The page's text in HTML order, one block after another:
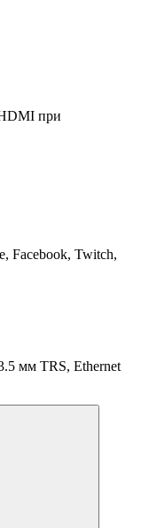
при
Facebook, Twitch,
мм TRS, Ethernet